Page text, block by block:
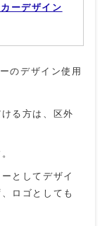
ーデザイン
のデザイン使用
る方は、区外
としてデザイ
ロゴとしても